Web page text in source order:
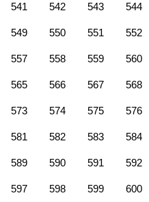
541 542 543 544
549 550 551 552
557 558 559 560
565 566 567 568
573 574 575 576
581 582 583 584
589 590 591 592
597 598 599 600